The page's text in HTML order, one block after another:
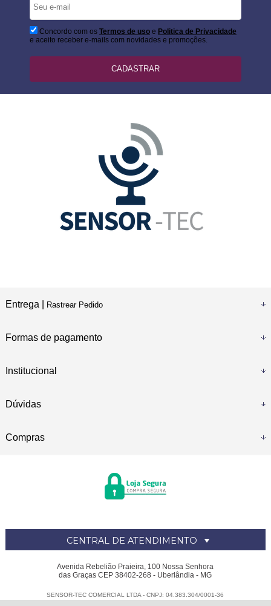
Concordo com os Termos de usoe Politica de Privacidade
e aceito receber e-mails com novidades e promoções.
CADASTRAR
Entrega | Rastrear Pedido
Formas de pagamento
Institucional
Dúvidas
Compras
CENTRAL DE ATENDIMENTO
Avenida Rebelião Praieira, 100 Nossa Senhora
das Graças CEP 38402-268 - Uberlândia - MG
SENSOR-TEC COMERCIAL LTDA - CNPJ: 04.383.304/0001-36